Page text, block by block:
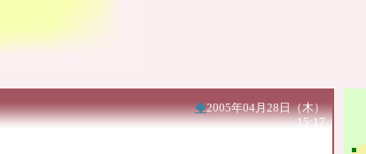
◆2005年04月28日（木）
15:17